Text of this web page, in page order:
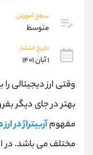
سطح آموزش
متوسط
تاریخ انتشار
۱ آبان ۱۴۰۱
وقتی ارز دیجیتالی
بهتر در جای دیگر
مفهومآربیتراژ در
مختلف می باشد. در
داخلی
اطلاعات تماس
تلفن
بدون پیش شماره
اینستاگرام
کانال تلگرام